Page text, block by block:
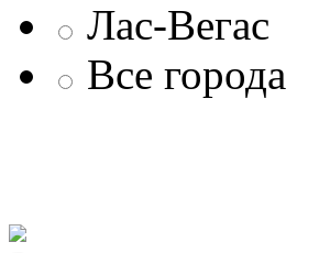
Лас-Вегас
Все города